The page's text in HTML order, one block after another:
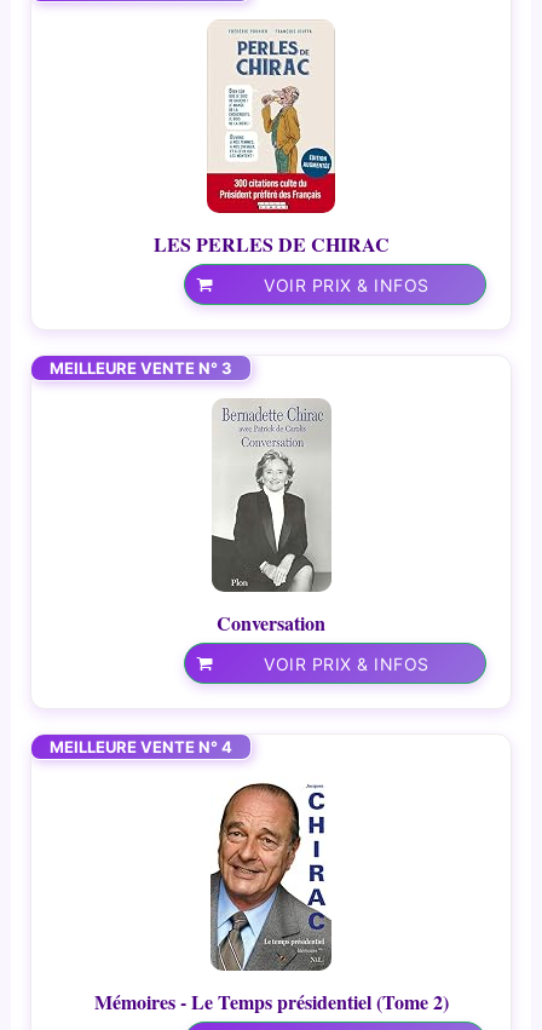
LES PERLES DE CHIRAC
VOIR PRIX & INFOS
MEILLEURE VENTE N° 3
Conversation
VOIR PRIX & INFOS
MEILLEURE VENTE N° 4
Mémoires - Le Temps présidentiel (Tome 2)